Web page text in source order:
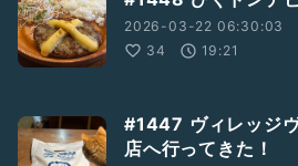
2026-03-22 06:30:03
34
19:21
#1447 ヴィレッジ
店へ行ってきた！